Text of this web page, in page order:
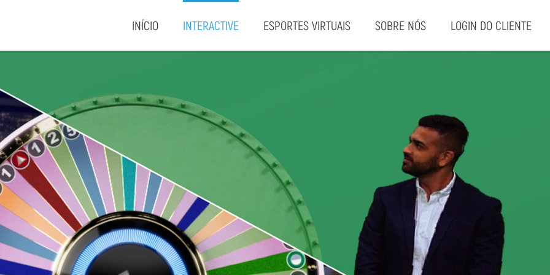
INÍCIO INTERACTIVE ESPORTES VIRTUAIS SOBRE NÓS LOGIN DO CLIENTE